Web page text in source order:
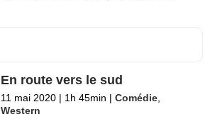
En route vers le sud
11 mai 2020 | 1h 45min | Comédie
Western